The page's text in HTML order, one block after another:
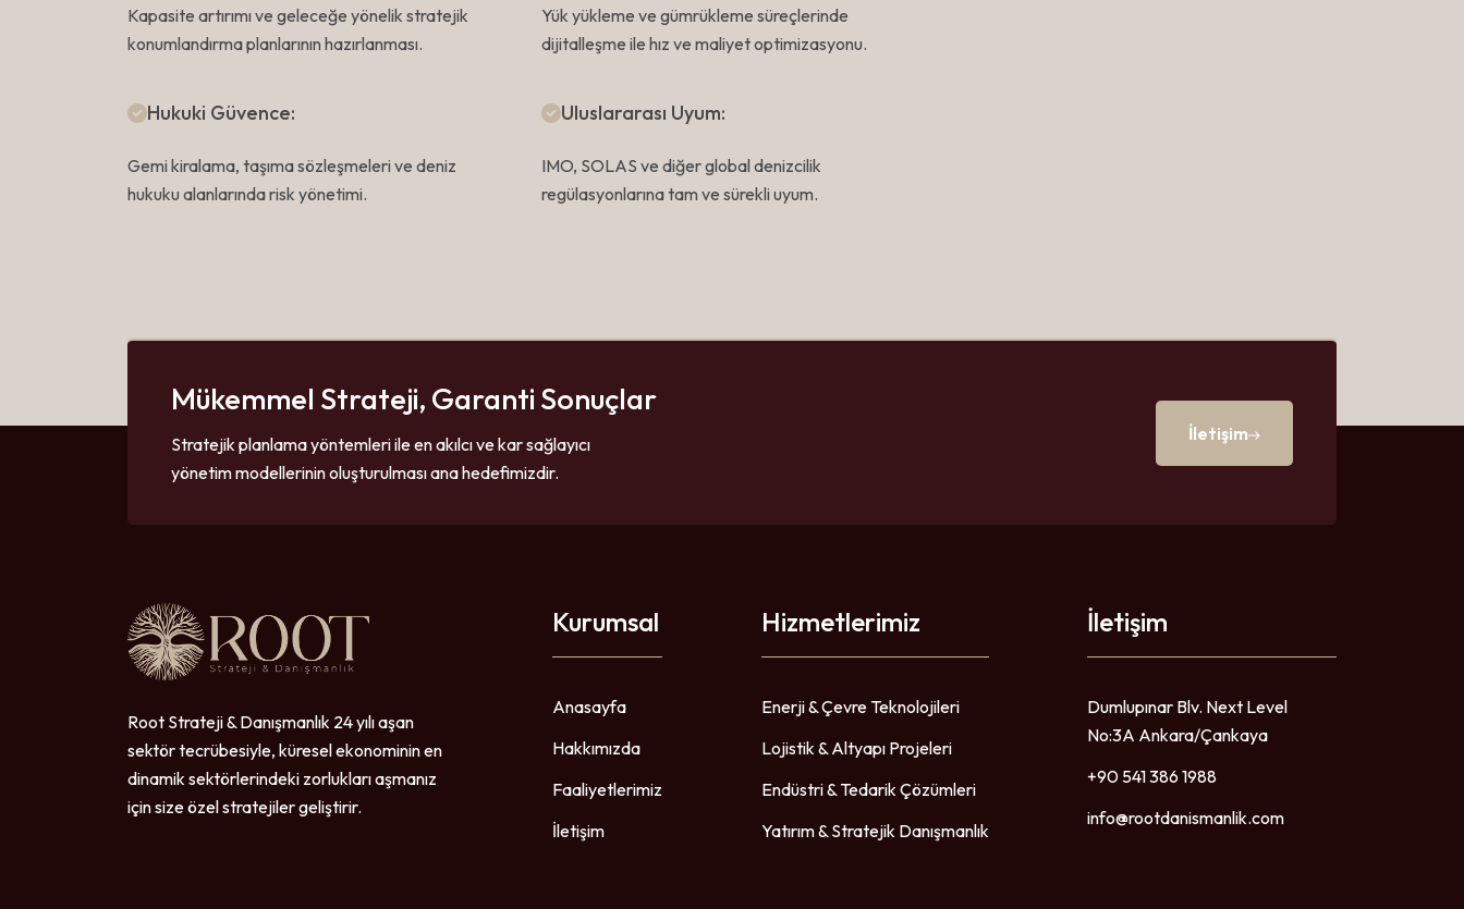
Kapasite artırımı ve geleceğe yönelik stratejik
konumlandırma planlarının hazırlanması.
Yük yükleme ve gümrükleme süreçlerinde
dijitalleşme ile hız ve maliyet optimizasyonu.
Hukuki Güvence:
Gemi kiralama, taşıma sözleşmeleri ve deniz
hukuku alanlarında risk yönetimi.
Uluslararası Uyum:
IMO, SOLAS ve diğer global denizcilik
regülasyonlarına tam ve sürekli uyum.
Mükemmel Strateji, Garanti Sonuçlar
Stratejik planlama yöntemleri ile en akılcı ve kar sağlayıcı
yönetim modellerinin oluşturulması ana hedefimizdir.
İletişim
Root Strateji & Danışmanlık 24 yılı aşan
sektör tecrübesiyle, küresel ekonominin en
dinamik sektörlerindeki zorlukları aşmanız
için size özel stratejiler geliştirir.
Kurumsal
Anasayfa
Hakkımızda
Faaliyetlerimiz
İletişim
Hizmetlerimiz
Enerji & Çevre Teknolojileri
Lojistik & Altyapı Projeleri
Endüstri & Tedarik Çözümleri
Yatırım & Stratejik Danışmanlık
İletişim
Dumlupınar Blv. Next Level
No:3A Ankara/Çankaya
+90 541 386 1988
info@rootdanismanlik.com